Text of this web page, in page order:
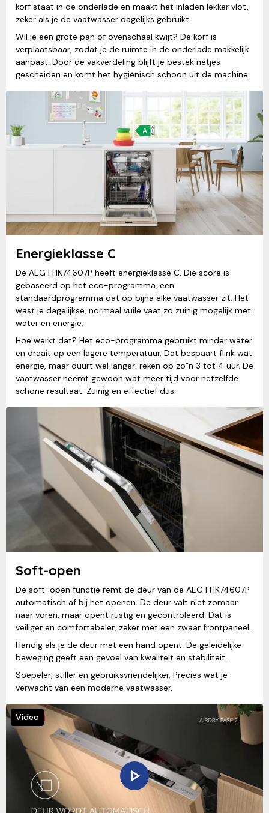
korf staat in de onderlade en maakt het inladen lekker vlot,
zeker als je de vaatwasser dagelijks gebruikt.
Wil je een grote pan of ovenschaal kwijt? De korf is
verplaatsbaar, zodat je de ruimte in de onderlade makkelijk
aanpast. Door de vakverdeling blijft je bestek netjes
gescheiden en komt het hygiënisch schoon uit de machine.
Energieklasse C
De AEG FHK74607P heeft energieklasse C. Die score is
gebaseerd op het eco-programma, een
standaardprogramma dat op bijna elke vaatwasser zit. Het
wast je dagelijkse, normaal vuile vaat zo zuinig mogelijk met
water en energie.
Hoe werkt dat? Het eco-programma gebruikt minder water
en draait op een lagere temperatuur. Dat bespaart flink wat
energie, maar duurt wel langer: reken op zo”n 3 tot 4 uur. De
vaatwasser neemt gewoon wat meer tijd voor hetzelfde
schone resultaat. Zuinig en effectief dus.
Soft-open
De soft-open functie remt de deur van de AEG FHK74607P
automatisch af bij het openen. De deur valt niet zomaar
naar voren, maar opent rustig en gecontroleerd. Dat is
veiliger en comfortabeler, zeker met een zwaar frontpaneel.
Handig als je de deur met een hand opent. De geleidelijke
beweging geeft een gevoel van kwaliteit en stabiliteit.
Soepeler, stiller en gebruiksvriendelijker. Precies wat je
verwacht van een moderne vaatwasser.
Video